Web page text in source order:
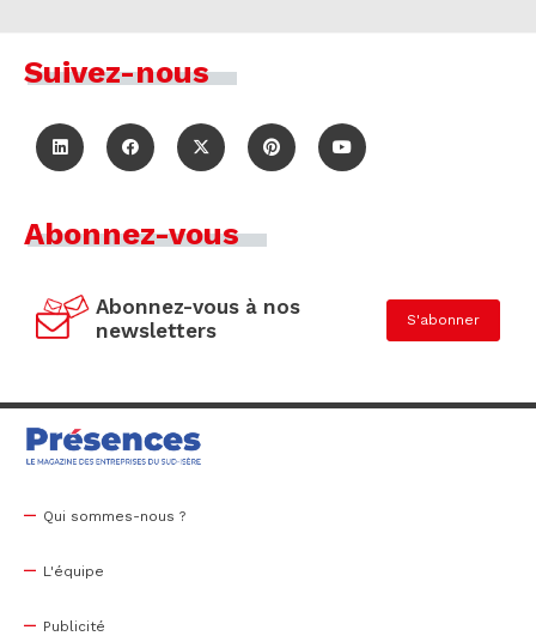
Suivez-nous
Abonnez-vous
Abonnez-vous à nos
newsletters
S'abonner
Qui sommes-nous ?
L'équipe
Publicité